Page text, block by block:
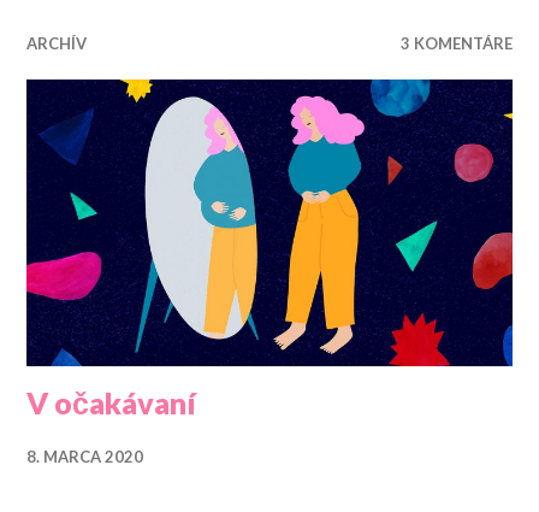
ARCHÍV 3 KOMENTÁRE
V očakávaní
8. MARCA 2020